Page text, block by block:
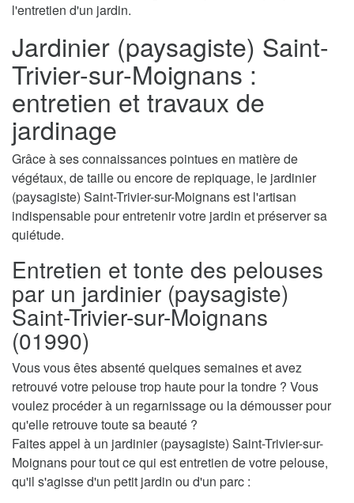
l'entretien d'un jardin.
Jardinier (paysagiste) Saint-
Trivier-sur-Moignans :
entretien et travaux de
jardinage
Grâce à ses connaissances pointues en matière de
végétaux, de taille ou encore de repiquage, le jardinier
(paysagiste) Saint-Trivier-sur-Moignans est l'artisan
indispensable pour entretenir votre jardin et préserver sa
quiétude.
Entretien et tonte des pelouses
par un jardinier (paysagiste)
Saint-Trivier-sur-Moignans
(01990)
Vous vous êtes absenté quelques semaines et avez
retrouvé votre pelouse trop haute pour la tondre ? Vous
voulez procéder à un regarnissage ou la démousser pour
qu'elle retrouve toute sa beauté ?
Faites appel à un jardinier (paysagiste) Saint-Trivier-sur-
Moignans pour tout ce qui est entretien de votre pelouse,
qu'il s'agisse d'un petit jardin ou d'un parc :